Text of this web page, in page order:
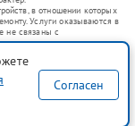
в отношении которых
Услуги оказываются в
не связаны с
оборот в соответствии
услуг или введения
услугах по
определяемой
Согласен